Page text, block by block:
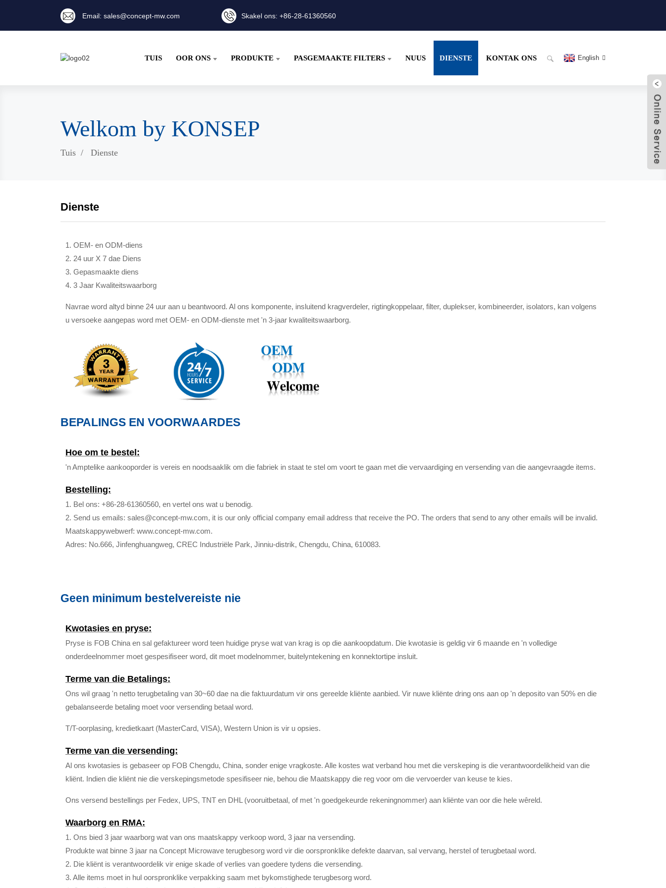
Email: sales@concept-mw.com Skakel ons: +86-28-61360560
TUIS OOR ONS PRODUKTE PASGEMAAKTE FILTERS NUUS DIENSTE KONTAK ONS English
Welkom by KONSEP
Tuis Dienste
Dienste
1. OEM- en ODM-diens
2. 24 uur X 7 dae Diens
3. Gepasmaakte diens
4. 3 Jaar Kwaliteitswaarborg
Navrae word altyd binne 24 uur aan u beantwoord. Al ons komponente, insluitend kragverdeler, rigtingkoppelaar, filter, duplekser, kombineerder, isolators, kan volgens
u versoeke aangepas word met OEM- en ODM-dienste met 'n 3-jaar kwaliteitswaarborg.
BEPALINGS EN VOORWAARDES
Hoe om te bestel:
'n Amptelike aankooporder is vereis en noodsaaklik om die fabriek in staat te stel om voort te gaan met die vervaardiging en versending van die aangevraagde items.
Bestelling:
1. Bel ons: +86-28-61360560, en vertel ons wat u benodig.
2. Send us emails: sales@concept-mw.com, it is our only official company email address that receive the PO. The orders that send to any other emails will be invalid.
Maatskappywebwerf: www.concept-mw.com.
Adres: No.666, Jinfenghuangweg, CREC Industriële Park, Jinniu-distrik, Chengdu, China, 610083.
Geen minimum bestelvereiste nie
Kwotasies en pryse:
Pryse is FOB China en sal gefaktureer word teen huidige pryse wat van krag is op die aankoopdatum. Die kwotasie is geldig vir 6 maande en 'n volledige
onderdeelnommer moet gespesifiseer word, dit moet modelnommer, buitelyntekening en konnektortipe insluit.
Terme van die Betalings:
Ons wil graag 'n netto terugbetaling van 30~60 dae na die faktuurdatum vir ons gereelde kliënte aanbied. Vir nuwe kliënte dring ons aan op 'n deposito van 50% en die
gebalanseerde betaling moet voor versending betaal word.
T/T-oorplasing, kredietkaart (MasterCard, VISA), Western Union is vir u opsies.
Terme van die versending:
Al ons kwotasies is gebaseer op FOB Chengdu, China, sonder enige vragkoste. Alle kostes wat verband hou met die verskeping is die verantwoordelikheid van die
kliënt. Indien die kliënt nie die verskepingsmetode spesifiseer nie, behou die Maatskappy die reg voor om die vervoerder van keuse te kies.
Ons versend bestellings per Fedex, UPS, TNT en DHL (vooruitbetaal, of met 'n goedgekeurde rekeningnommer) aan kliënte van oor die hele wêreld.
Waarborg en RMA:
1. Ons bied 3 jaar waarborg wat van ons maatskappy verkoop word, 3 jaar na versending.
Produkte wat binne 3 jaar na Concept Microwave terugbesorg word vir die oorspronklike defekte daarvan, sal vervang, herstel of terugbetaal word.
2. Die kliënt is verantwoordelik vir enige skade of verlies van goedere tydens die versending.
3. Alle items moet in hul oorspronklike verpakking saam met bykomstighede terugbesorg word.